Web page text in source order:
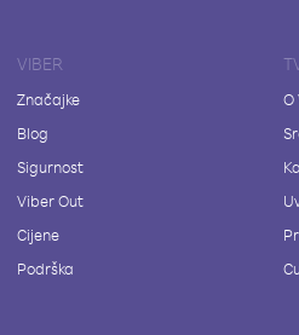
VIBER
Značajke
Blog
Sigurnost
Viber Out
Cijene
Podrška
O